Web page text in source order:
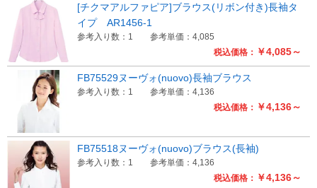
税込価格： ￥4,085～
[チクマアルファピア]ブラウス(リボン付き)長袖タ
イプ AR1456-1
参考入り数：1 参考単価：4,085
税込価格： ￥4,136～
FB75529ヌーヴォ(nuovo)長袖ブラウス
参考入り数：1 参考単価：4,136
税込価格： ￥4,136～
FB75518ヌーヴォ(nuovo)ブラウス(長袖)
参考入り数：1 参考単価：4,136